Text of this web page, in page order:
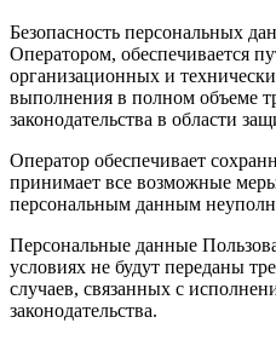
Безопасность персональных
Оператором, обеспечивается
организационных и
выполнения в полном объеме
законодательства в области
Оператор обеспечивает
принимает все возможные
персональным данным
Персональные данные
условиях не будут переданы
случаев, связанных с
законодательства.